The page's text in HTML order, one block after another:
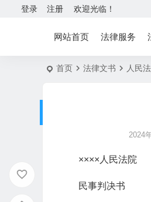
欢迎光临！
登录 注册
网站首页 法律服务
首页 法律文书 人民
2024
××××人民法院
民事判决书